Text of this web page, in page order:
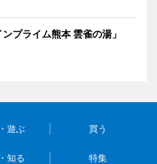
プライム熊本 雲雀の湯」
遊ぶ 買う
知る 特集